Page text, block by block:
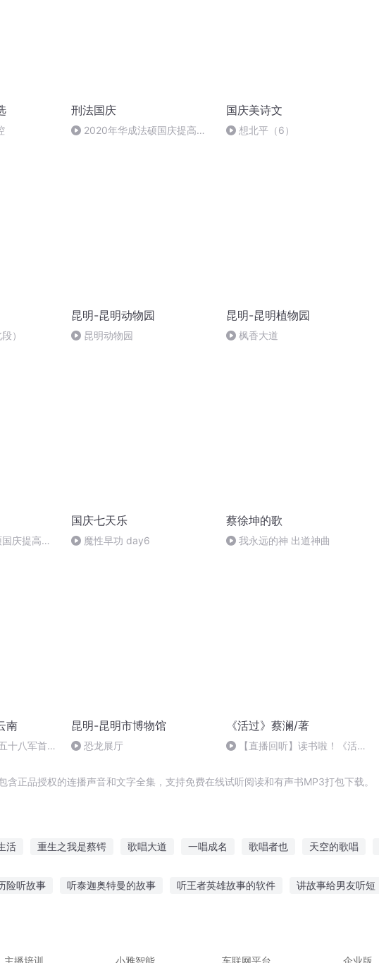
刑法国庆
2020年华成法硕国庆提高班
国庆美诗文
想北平（6）
）
昆明-昆明动物园
昆明动物园
昆明-昆明植物园
枫香大道
庆提高班
国庆七天乐
魔性早功 day6
蔡徐坤的歌
我永远的神 出道神曲
南
十八军首战
昆明-昆明市博物馆
恐龙展厅
《活过》蔡澜/著
【直播回听】读书啦！《活
正品授权的连播声音和文字全集，支持免费在线试听阅读和有声书MP3打包下载。
活 重生之我是蔡锷 歌唱大道 一唱成名 歌唱者也 天空的歌唱
险听故事 听泰迦奥特曼的故事 听王者英雄故事的软件 讲故事给男友听短
主播培训 小雅智能 车联网平台 企业版